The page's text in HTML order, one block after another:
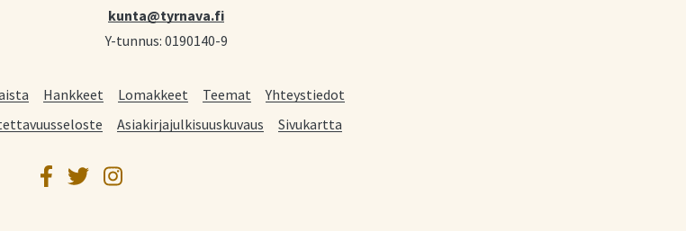
kunta@tyrnava.fi
Y-tunnus: 0190140-9
Hankkeet Lomakkeet Teemat
Yhteystiedot
Asiakirjajulkisuuskuvaus Sivukartta
Facebook
TwitterInstagram